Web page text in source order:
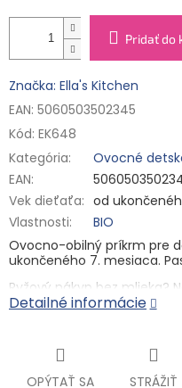
Pridať do
Značka: Ella's Kitchen
EAN: 5060503502345
Kód: EK648
Kategória:
Ovocné
EAN:
Vek dieťaťa: od
Vlastnosti:
BIO
Ovocno-obilný príkrm pre
ukončeného 7. mesiaca.
Ryžový nákyp bez mlieka?
ňom totiž úžasne lahodný
sme ešte kvapku extraktu
pre malých maškrtníkov,
samozrejme všetko v bio
Detailné informácie
OPÝTAŤ SA STRÁŽIŤ